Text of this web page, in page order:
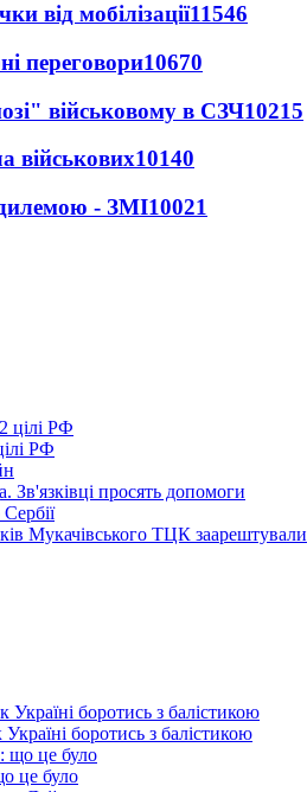
від мобілізації11546
переговори10670
військовому в СЗЧ10215
військових10140
- ЗМІ10021
РФ
Зв'язківці просять допомоги
Мукачівського ТЦК заарештували
боротись з балістикою
це було